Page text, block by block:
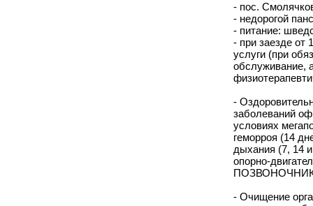
- пос.
- недорогой
- питание:
- при заезде от
услуги (при
обслуживание,
-
заболеваний
условиях
геморроя (14
дыхания (7, 14
опорно-
ПОЗВОНОЧНИК
- Очищение